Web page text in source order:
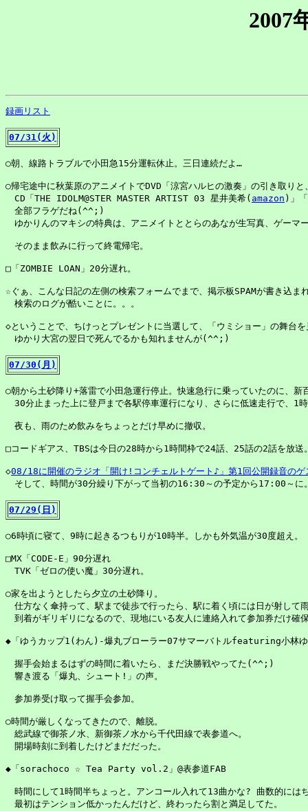
2007
録画リスト
07/31(火)
○朝、線路トラブルで小田急15分運転休止。三日連続だよ…
○帰宅途中に秋葉原のアニメイトでDVD「涼宮ハルヒの激奏」の引き取りと
CD「THE IDOLM@STER MASTER ARTIST 03 星井美希( amazon )」
全部フラゲだね(^^;)
ゆかりんのマキシの特典は、アニメイトととらのあなが生写真、ゲーマ
そのまま飲みに行って終電帰宅。
□「ZOMBIE LOAN」20分遅れ。
☆ぐぁ、こんな日記の左側の検索フォームでまで、掲示板SPAMが書き込ま
検索のログが酷いことに。。。
◇ということで、ちけっとプレゼントに当選して、「ウミショー」の舞台
ゆかり大宮の翌日で死んでるかも知れませんが(^^;)
07/30(月)
○朝から土砂降り+落雷で小田急運行停止。快速急行に乗っていたのに、新
30分止まった上に登戸まで各駅停車運行になり、さらに低速走行で、1
夜も、雨のため飲みをちょっとだけ早めに撤収。
□コードギアス、TBSは今日の28時から1時間枠で24話、25話の2話を放送
◇08/18に開催のラジオ「開け!コンチェルトゲート♪」第1回公開録音の
そして、時間が30分繰り下がって当初の16:30～の予定から17:00～に
07/29(日)
○6時頃に寝て、9時に起きるつもりが10時半。しかも外気温が30度超え。
□MX「CODE-E」90分遅れ
TVK「ゼロの使い魔」30分遅れ。
○家を出ようとしたら夕立の土砂降り。
仕方なく傘持って、駅まで徒歩で行ったら、駅に着く頃には日が射して
到着がギリギリになるので、現地にいる友人に連絡入れて参加券だけ確
◆「ゆうカップ1(わん)-爆丸ブローラー07サマーバトルfeaturing小林
握手会始まるはずの時間に着いたら、まだ決勝戦やってた(^^;)
響き渡る「爆丸、シュート!」の声。
参加券受け取って握手会参加。
○時間が厳しくなってきたので、離脱。
総武線で御茶ノ水、新御茶ノ水から千代田線で表参道へ。
開場時刻に到着したけどまだだった。
◆「sorachoco ☆ Tea Party vol.2」@表参道FAB
時間にして1時間半ちょっと。アンコール入れて13曲かな? 曲数的には
最初はテンション低かったんだけど、終わったら割と満足してた。